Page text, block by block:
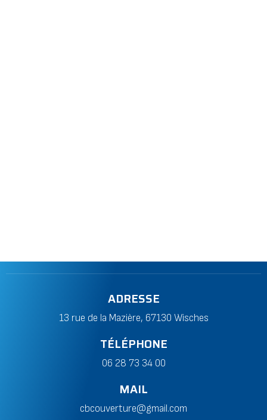
ADRESSE
13 rue de la Mazière, 67130 Wisches
TÉLÉPHONE
06 28 73 34 00
MAIL
cbcouverture@gmail.com